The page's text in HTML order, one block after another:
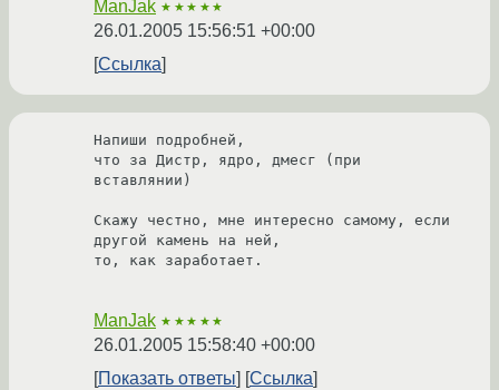
ManJak ★★★★★
26.01.2005 15:56:51 +00:00
Ссылка
Напиши подробней,
что за Дистр, ядро, дмесг (при
вставлянии)
Скажу честно, мне интересно самому, если
другой камень на ней,
то, как заработает.
ManJak ★★★★★
26.01.2005 15:58:40 +00:00
Показать ответы
Ссылка